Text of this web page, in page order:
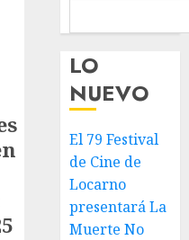
LO
NUEVO
El 79 Festival
de Cine de
Locarno
presentará La
Muerte No